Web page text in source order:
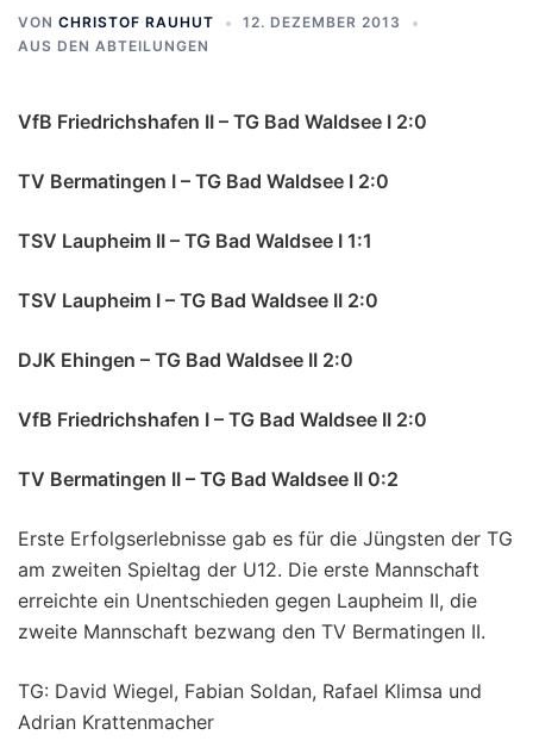
VON CHRISTOF RAUHUT
12. DEZEMBER 2013
AUS DEN ABTEILUNGEN
VfB Friedrichshafen II – TG Bad Waldsee I 2:0
TV Bermatingen I – TG Bad Waldsee I 2:0
TSV Laupheim II – TG Bad Waldsee I 1:1
TSV Laupheim I – TG Bad Waldsee II 2:0
DJK Ehingen – TG Bad Waldsee II 2:0
VfB Friedrichshafen I – TG Bad Waldsee II 2:0
TV Bermatingen II – TG Bad Waldsee II 0:2
Erste Erfolgserlebnisse gab es für die Jüngsten der TG
am zweiten Spieltag der U12. Die erste Mannschaft
erreichte ein Unentschieden gegen Laupheim II, die
zweite Mannschaft bezwang den TV Bermatingen II.
TG: David Wiegel, Fabian Soldan, Rafael Klimsa und
Adrian Krattenmacher